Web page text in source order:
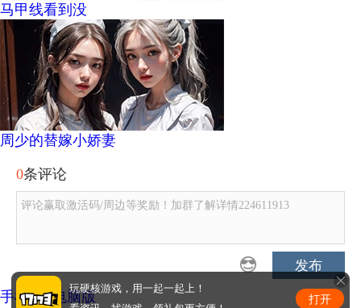
马甲线看到没
周少的替嫁小娇妻
0条评论
评论赢取激活码/周边等奖励！加群了解详情224611913
发布
手机版|电脑版
玩硬核游戏，用一起一起上！
打开